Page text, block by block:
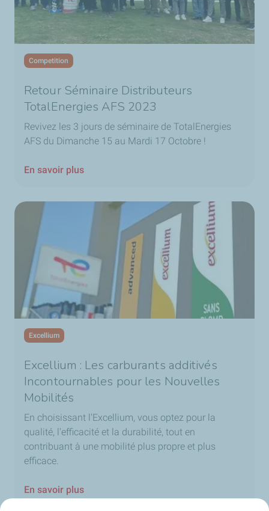
Competition
Retour Séminaire Distributeurs
TotalEnergies AFS 2023
Revivez les 3 jours de séminaire de TotalEnergies
AFS du Dimanche 15 au Mardi 17 Octobre !
En savoir plus
Excellium
Excellium : Les carburants additivés
Incontournables pour les Nouvelles
Mobilités
En choisissant l'Excellium, vous optez pour la
qualité, l'efficacité et la durabilité, tout en
contribuant à une mobilité plus propre et plus
efficace.
En savoir plus